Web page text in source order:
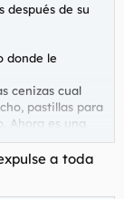
después de su
donde le
cenizas cual
pastillas para
Ahora es una
alguien
a toda